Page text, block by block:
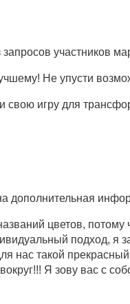
запросов участников
Не упусти
свою игру для
дополнительная
цветов,
подход, я
нас такой
Я зову вас с